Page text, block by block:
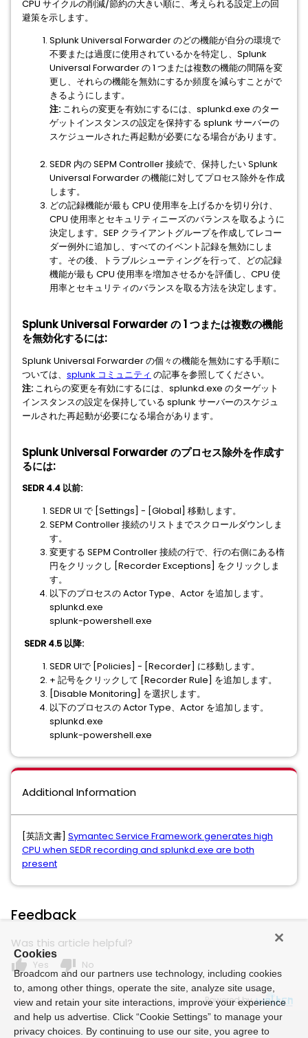
CPU サイクルの削減/節約の大きい順に、考えられる設定上の回
避策を示します。
Splunk Universal Forwarder のどの機能が自分の環境で
不要または過度に使用されているかを特定し、Splunk
Universal Forwarder の 1 つまたは複数の機能の間隔を変
更し、それらの機能を無効にするか頻度を減らすことがで
きるようにします。
注: これらの変更を有効にするには、splunkd.exe のター
ゲットインスタンスの設定を保持する splunk サーバーの
スケジュールされた再起動が必要になる場合があります。
SEDR 内の SEPM Controller 接続で、保持したい Splunk
Universal Forwarder の機能に対してプロセス除外を作成
します。
どの記録機能が最も CPU 使用率を上げるかを切り分け、
CPU 使用率とセキュリティニーズのバランスを取るように
決定します。SEP クライアントグループを作成してレコー
ダー例外に追加し、すべてのイベント記録を無効にしま
す。その後、トラブルシューティングを行って、どの記録
機能が最も CPU 使用率を増加させるかを評価し、CPU 使
用率とセキュリティのバランスを取る方法を決定します。
Splunk Universal Forwarder の 1 つまたは複数の機能
を無効化するには:
Splunk Universal Forwarder の個々の機能を無効にする手順に
ついては、 splunk コミュニティ の記事を参照してください。
注: これらの変更を有効にするには、splunkd.exe のターゲット
インスタンスの設定を保持している splunk サーバーのスケジュ
ールされた再起動が必要になる場合があります。
Splunk Universal Forwarder のプロセス除外を作成す
るには:
SEDR 4.4 以前:
SEDR UI で [Settings] - [Global] 移動します。
SEPM Controller 接続のリストまでスクロールダウンしま
す。
変更する SEPM Controller 接続の行で、行の右側にある楕
円をクリックし [Recorder Exceptions] をクリックしま
す。
以下のプロセスの Actor Type、Actor を追加します。
splunkd.exe
splunk-powershell.exe
SEDR 4.5 以降:
SEDR UIで [Policies] - [Recorder] に移動します。
+ 記号をクリックして [Recorder Rule] を追加します。
[Disable Monitoring] を選択します。
以下のプロセスの Actor Type、Actor を追加します。
splunkd.exe
splunk-powershell.exe
Additional Information
[英語文書] Symantec Service Framework generates high
CPU when SEDR recording and splunkd.exe are both
present
Feedback
Was this article helpful?
thumb_up Yes thumb_down No
Powered by
Cookies
Broadcom and our partners use technology, including cookies
to, among other things, operate the site, analyze site usage,
view and retain your site interactions, improve your experience
and help us advertise. Click “Cookie Settings” to manage your
privacy choices. By continuing to use our site, you agree to